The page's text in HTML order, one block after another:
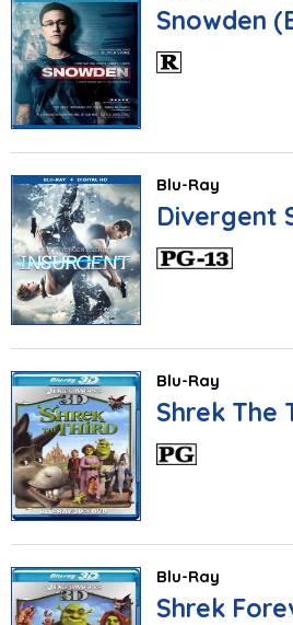
Snowden
Blu-Ray
Divergent
Blu-Ray
Shrek The
Blu-Ray
Shrek